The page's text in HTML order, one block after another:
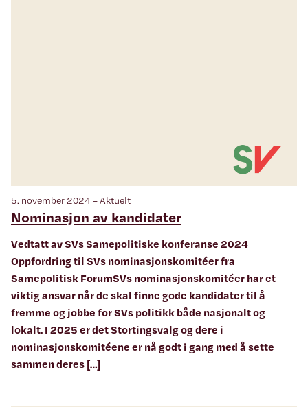
5. november 2024 – Aktuelt
Nominasjon av kandidater
Vedtatt av SVs Samepolitiske konferanse 2024
Oppfordring til SVs nominasjonskomitéer fra
Samepolitisk ForumSVs nominasjonskomitéer har et
viktig ansvar når de skal finne gode kandidater til å
fremme og jobbe for SVs politikk både nasjonalt og
lokalt. I 2025 er det Stortingsvalg og dere i
nominasjonskomitéene er nå godt i gang med å sette
sammen deres […]